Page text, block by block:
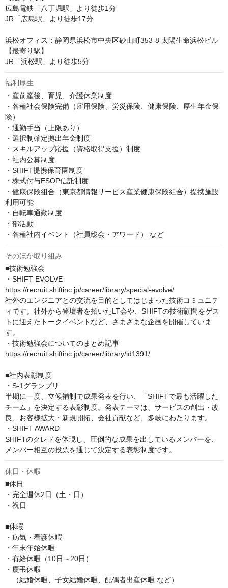
広島電鉄「八丁堀駅」より徒歩1分
JR「広島駅」より徒歩17分
浜松オフィス：静岡県浜松市中央区砂山町353-8 太陽生命浜松ビル
【最寄り駅】
JR「浜松駅」より徒歩5分
福利厚生
・産前産後、育児、介護休業制度
・各種社会保険完備（雇用保険、労災保険、健康保険、厚生年金保
険）
・通勤手当（上限あり）
・選択制確定拠出年金制度
・スキルアップ応援（資格取得支援）制度
・社内公募制度
・SHIFT提携保育園制度
・株式付与ESOP信託制度
・健康保険組合（東京都情報サービス産業健康保険組合）提携施設
利用可能
・自転車通勤制度
・部活動
・各種社内イベント（社員総会・アワード） など
そのほか取り組み
■技術勉強会
・SHIFT EVOLVE
https://recruit.shiftinc.jp/career/library/special-evolve/
社外のエンジニアとの交流を目的としてはじまった技術コミュニテ
ィです。社外から登壇者を招いたLT会や、SHIFTの技術顧問をゲス
トに迎えたトークイベントなど、さまざまな企画を開催していま
す。
・技術勉強会についてのまとめ記事
https://recruit.shiftinc.jp/career/library/id1391/
■社内表彰制度
・S-1グランプリ
半期に一度、立候補制で成果発表を行い、「SHIFTで最も活躍した
チーム」を決定する表彰制度。発表テーマは、サービスの創出・改
良、お客様拡大・新規開拓、会社貢献など、多岐にわたります。
・SHIFT AWARD
SHIFTのクレドを体現し、圧倒的な成果を出しているメンバーを、
メンバー相互の投票を通じて決定する表彰制度です。
休日・休暇
■休日
・完全週休2日（土・日）
・祝日
■休暇
・病気・看護休暇
・年末年始休暇
・有給休暇（10日～20日）
・慶弔休暇
（結婚休暇、子女結婚休暇、配偶者出産休暇 など）